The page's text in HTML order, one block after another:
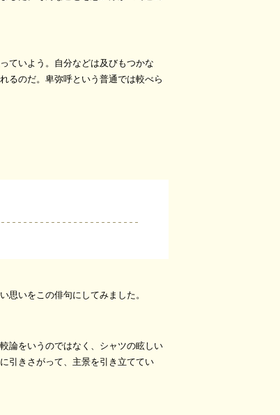
ていよう。自分などは及びもつかな
るのだ。卑弥呼という普通では較べら
思いをこの俳句にしてみました。
論をいうのではなく、シャツの眩しい
引きさがって、主景を引き立ててい